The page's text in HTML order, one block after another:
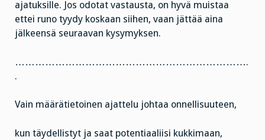
ajatuksille. Jos odotat vastausta, on hyvä muistaa
ettei runo tyydy koskaan siihen, vaan jättää aina
jälkeensä seuraavan kysymyksen.
…………………………………………………………….
.
Vain määrätietoinen ajattelu johtaa onnellisuuteen,
kun täydellistyt ja saat potentiaaliisi kukkimaan,